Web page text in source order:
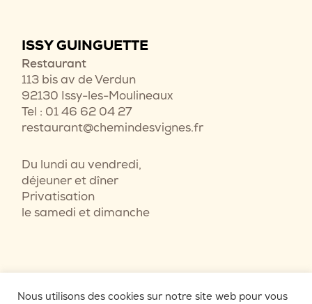
ISSY GUINGUETTE
Restaurant
113 bis av de Verdun
92130 Issy-les-Moulineaux
Tel : 01 46 62 04 27
restaurant@chemindesvignes.fr
Du lundi au vendredi,
déjeuner et dîner
Privatisation
le samedi et dimanche
Nous utilisons des cookies sur notre site web pour vous